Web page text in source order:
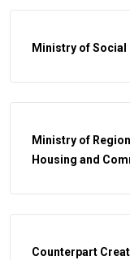
Ministry of
Ministry of
Housing and
Counterpart